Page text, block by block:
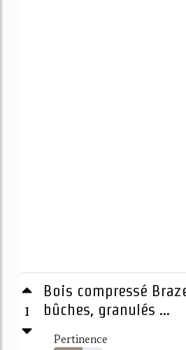
1
Bois compressé
bûches, granulés ...
Pertinence